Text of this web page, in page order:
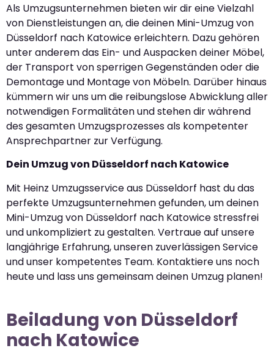
Als Umzugsunternehmen bieten wir dir eine Vielzahl
von Dienstleistungen an, die deinen Mini-Umzug von
Düsseldorf nach Katowice erleichtern. Dazu gehören
unter anderem das Ein- und Auspacken deiner Möbel,
der Transport von sperrigen Gegenständen oder die
Demontage und Montage von Möbeln. Darüber hinaus
kümmern wir uns um die reibungslose Abwicklung aller
notwendigen Formalitäten und stehen dir während
des gesamten Umzugsprozesses als kompetenter
Ansprechpartner zur Verfügung.
Dein Umzug von Düsseldorf nach Katowice
Mit Heinz Umzugsservice aus Düsseldorf hast du das
perfekte Umzugsunternehmen gefunden, um deinen
Mini-Umzug von Düsseldorf nach Katowice stressfrei
und unkompliziert zu gestalten. Vertraue auf unsere
langjährige Erfahrung, unseren zuverlässigen Service
und unser kompetentes Team. Kontaktiere uns noch
heute und lass uns gemeinsam deinen Umzug planen!
Beiladung von Düsseldorf
nach Katowice